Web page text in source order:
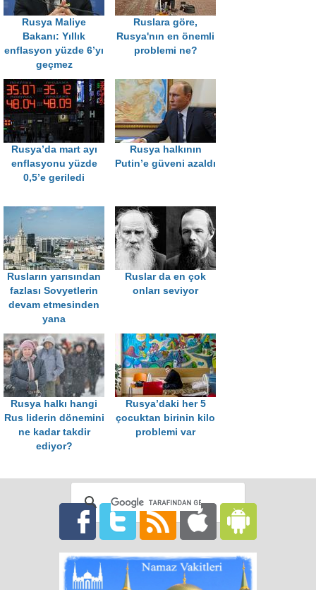
Rusya Maliye
Bakanı: Yıllık
enflasyon yüzde 6’yı
geçmez
Ruslara göre,
Rusya'nın en önemli
problemi ne?
Rusya’da mart ayı
enflasyonu yüzde
0,5’e geriledi
Rusya halkının
Putin’e güveni azaldı
Rusların yarısından
fazlası Sovyetlerin
devam etmesinden
yana
Ruslar da en çok
onları seviyor
Rusya halkı hangi
Rus liderin dönemini
ne kadar takdir
ediyor?
Rusya’daki her 5
çocuktan birinin kilo
problemi var